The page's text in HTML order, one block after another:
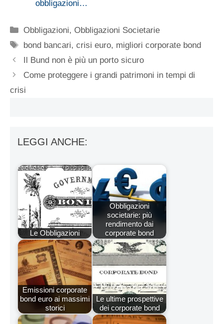
obbligazioni…
Categorie
Obbligazioni,Obbligazioni Societarie
Tag
bond bancari,crisi euro, migliori corporate bond
Il Bund non è più un porto sicuro
Come proteggere i grandi patrimoni in tempi di
crisi
LEGGI ANCHE:
Le Obbligazioni
Obbligazioni
societarie: più
rendimento dai
corporate bond
Emissioni corporate
bond euro ai massimi
storici
Le ultime prospettive
dei corporate bond